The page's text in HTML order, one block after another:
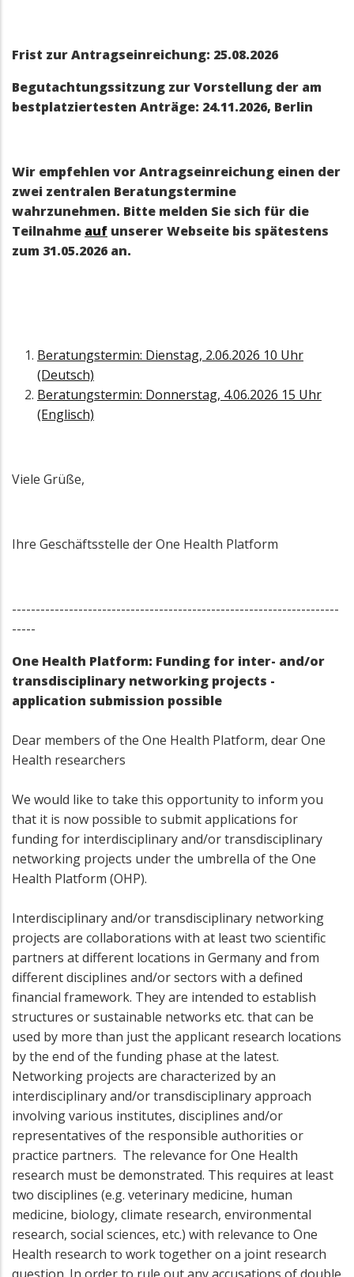
Frist zur Antragseinreichung: 25.08.2026
Begutachtungssitzung zur Vorstellung der am
bestplatziertesten Anträge: 24.11.2026, Berlin
Wir empfehlen vor Antragseinreichung einen der
zwei zentralen Beratungstermine
wahrzunehmen. Bitte melden Sie sich für die
Teilnahme auf unserer Webseite bis spätestens
zum 31.05.2026 an.
Beratungstermin: Dienstag, 2.06.2026 10 Uhr
(Deutsch)
Beratungstermin: Donnerstag, 4.06.2026 15 Uhr
(Englisch)
Viele Grüße,
Ihre Geschäftsstelle der One Health Platform
---------------------------------------------------------------------
-----
One Health Platform: Funding for inter- and/or
transdisciplinary networking projects -
application submission possible
Dear members of the One Health Platform, dear One
Health researchers
We would like to take this opportunity to inform you
that it is now possible to submit applications for
funding for interdisciplinary and/or transdisciplinary
networking projects under the umbrella of the One
Health Platform (OHP).
Interdisciplinary and/or transdisciplinary networking
projects are collaborations with at least two scientific
partners at different locations in Germany and from
different disciplines and/or sectors with a defined
financial framework. They are intended to establish
structures or sustainable networks etc. that can be
used by more than just the applicant research locations
by the end of the funding phase at the latest.
Networking projects are characterized by an
interdisciplinary and/or transdisciplinary approach
involving various institutes, disciplines and/or
representatives of the responsible authorities or
practice partners. The relevance for One Health
research must be demonstrated. This requires at least
two disciplines (e.g. veterinary medicine, human
medicine, biology, climate research, environmental
research, social sciences, etc.) with relevance to One
Health research to work together on a joint research